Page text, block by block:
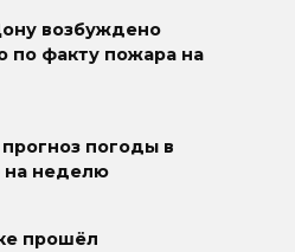
возбуждено
по факту пожара на
погоды в
на неделю
прошёл